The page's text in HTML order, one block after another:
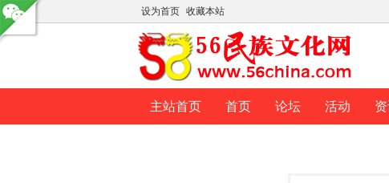
设为首页 收藏本站
主站首页 首页 论坛 活动